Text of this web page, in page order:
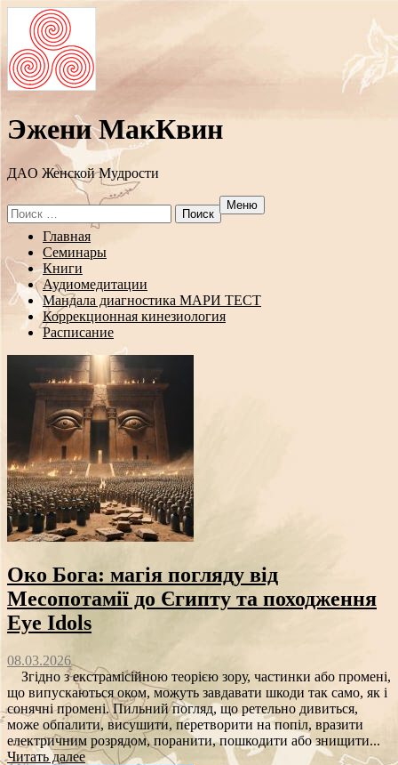
Эжени МакКвин
ДAO Женской Мудрости
Search
for:
Меню
Перейти
содержанию
Главная
Семинары
Книги
Аудиомедитации
Мандала диагностика МАРИ ТЕСТ
Коррекционная кинезиология
Расписание
Око Бога: магія погляду від
Месопотамії до Єгипту та походження
Eye Idols
08.03.2026
Згідно з екстрамісійною теорією зору, частинки або промені,
що випускаються оком, можуть завдавати шкоди так само, як і
сонячні промені. Пильний погляд, що ретельно дивиться,
може обпалити, висушити, перетворити на попіл, вразити
електричним розрядом, поранити, пошкодити або знищити...
Читать далее